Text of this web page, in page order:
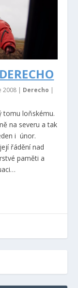
2008 | Derecho |
tomu loňskému.
na severu a tak
i únor.
řádění nad
paměti a